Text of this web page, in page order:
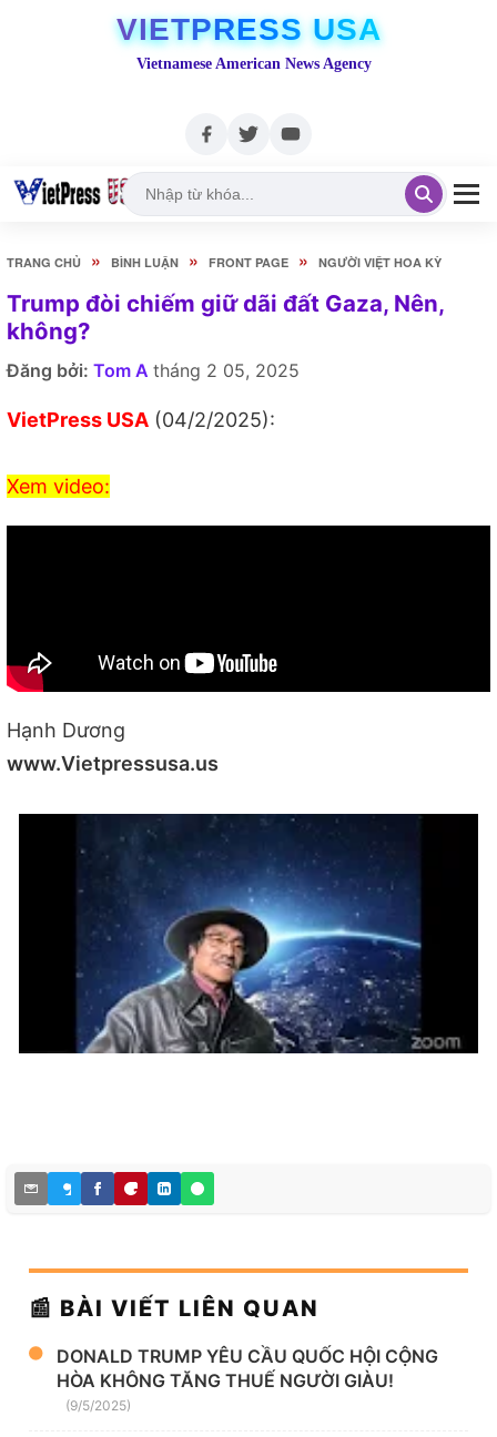
VIETPRESS USA
Vietnamese American News Agency
TRANG CHỦ » BÌNH LUẬN » FRONT PAGE » NGƯỜI VIỆT HOA KỲ
Trump đòi chiếm giữ dãi đất Gaza, Nên,
không?
Đăng bởi: Tom A tháng 2 05, 2025
VietPress USA (04/2/2025):
Xem video:
Hạnh Dương
www.Vietpressusa.us
📰 BÀI VIẾT LIÊN QUAN
DONALD TRUMP YÊU CẦU QUỐC HỘI CỘNG
HÒA KHÔNG TĂNG THUẾ NGƯỜI GIÀU!
(9/5/2025)